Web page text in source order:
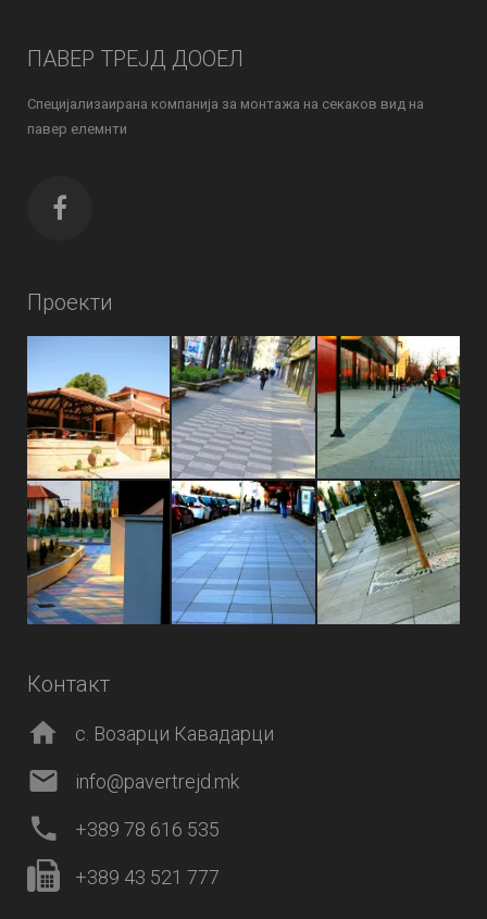
ПАВЕР ТРЕЈД ДООЕЛ
Специјализаирана компанија за монтажа на секаков вид на
павер елемнти
Проекти
Контакт
с. Возарци Кавадарци
info@pavertrejd.mk
+389 78 616 535
+389 43 521 777